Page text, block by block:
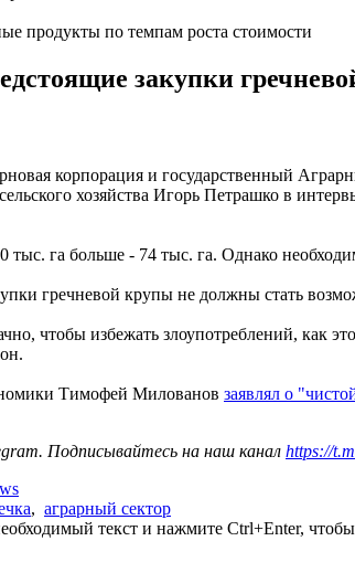
продукты по темпам роста стоимости
закупки
корпорация и государственный
хозяйства Игорь Петрашко в
тыс. га больше - 74 тыс. га. Однако
гречневой крупы не должны стать
чтобы избежать злоупотреблений,
Тимофей Милованов заявлял о
Подписывайтесь на наш канал https://
, аграрный сектор
текст и нажмите Ctrl+Enter,